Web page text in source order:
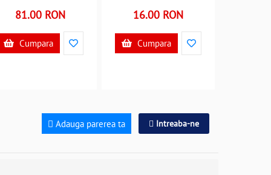
81.00 RON
Cumpara
16.00 RON
Cumpara
Adauga parerea ta Intreaba-ne